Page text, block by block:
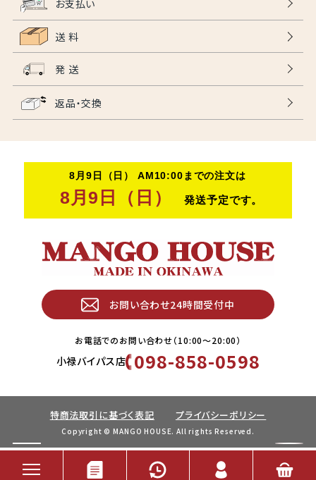
お支払い
送 料
発 送
返品・交換
お問い合わせ24時間受付中
お電話でのお問い合わせ（10:00〜20:00）
小禄バイパス店 098-858-0598
特商法取引に基づく表記 プライバシーポリシー
Copyright © MANGO HOUSE. All rights Reserved.